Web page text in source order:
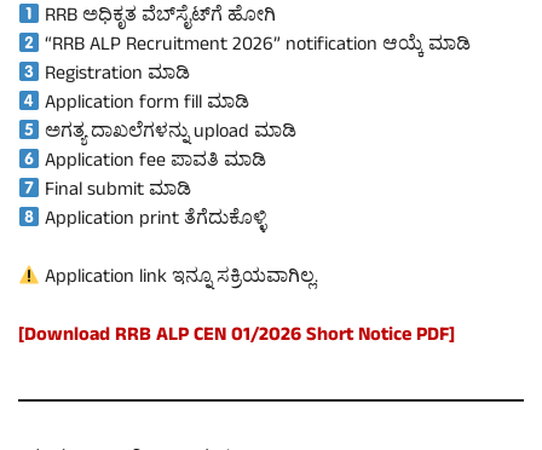
RRB ಅಧಿಕೃತ ವೆಬ್‌ಸೈಟ್‌ಗೆ ಹೋಗಿ
“RRB ALP Recruitment 2026” notification ಆಯ್ಕೆ ಮಾಡಿ
Registration ಮಾಡಿ
Application form fill ಮಾಡಿ
ಅಗತ್ಯ ದಾಖಲೆಗಳನ್ನು upload ಮಾಡಿ
Application fee ಪಾವತಿ ಮಾಡಿ
Final submit ಮಾಡಿ
Application print ತೆಗೆದುಕೊಳ್ಳಿ
Application link ಇನ್ನೂ ಸಕ್ರಿಯವಾಗಿಲ್ಲ.
[Download RRB ALP CEN 01/2026 Short Notice PDF]